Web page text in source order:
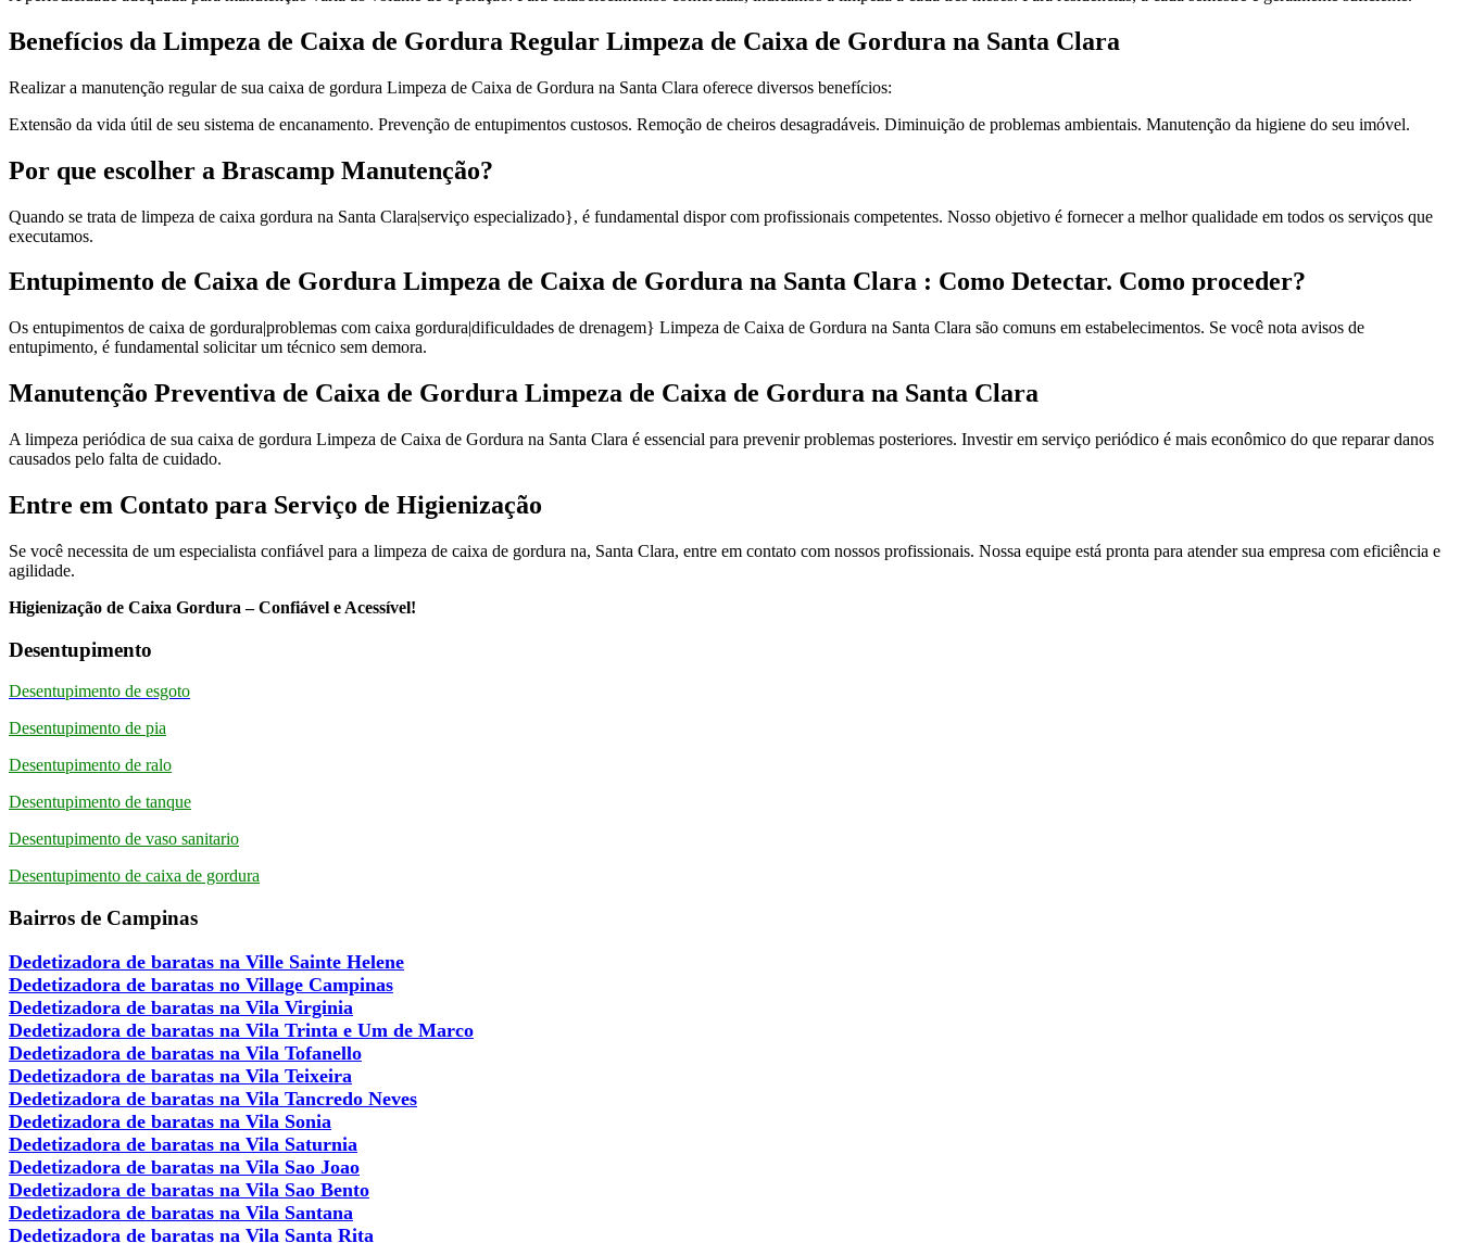
Benefícios da Limpeza de Caixa de Gordura Regular Limpeza de Caixa de Gordura na Santa Clara
Realizar a manutenção regular de sua caixa de gordura Limpeza de Caixa de Gordura na Santa Clara oferece diversos benefícios:
Extensão da vida útil de seu sistema de encanamento. Prevenção de entupimentos custosos. Remoção de cheiros desagradáveis. Diminuição de problemas ambientais. Manutenção da higiene do seu imóvel.
Por que escolher a Brascamp Manutenção?
Quando se trata de limpeza de caixa gordura na Santa Clara|serviço especializado}, é fundamental dispor com profissionais competentes. Nosso objetivo é fornecer a melhor qualidade em todos os serviços que
executamos.
Entupimento de Caixa de Gordura Limpeza de Caixa de Gordura na Santa Clara : Como Detectar. Como proceder?
Os entupimentos de caixa de gordura|problemas com caixa gordura|dificuldades de drenagem} Limpeza de Caixa de Gordura na Santa Clara são comuns em estabelecimentos. Se você nota avisos de
entupimento, é fundamental solicitar um técnico sem demora.
Manutenção Preventiva de Caixa de Gordura Limpeza de Caixa de Gordura na Santa Clara
A limpeza periódica de sua caixa de gordura Limpeza de Caixa de Gordura na Santa Clara é essencial para prevenir problemas posteriores. Investir em serviço periódico é mais econômico do que reparar danos
causados pelo falta de cuidado.
Entre em Contato para Serviço de Higienização
Se você necessita de um especialista confiável para a limpeza de caixa de gordura na, Santa Clara, entre em contato com nossos profissionais. Nossa equipe está pronta para atender sua empresa com eficiência e
agilidade.
Higienização de Caixa Gordura – Confiável e Acessível!
Desentupimento
Desentupimento de esgoto
Desentupimento de pia
Desentupimento de ralo
Desentupimento de tanque
Desentupimento de vaso sanitario
Desentupimento de caixa de gordura
Bairros de Campinas
Dedetizadora de baratas na Ville Sainte Helene
Dedetizadora de baratas no Village Campinas
Dedetizadora de baratas na Vila Virginia
Dedetizadora de baratas na Vila Trinta e Um de Marco
Dedetizadora de baratas na Vila Tofanello
Dedetizadora de baratas na Vila Teixeira
Dedetizadora de baratas na Vila Tancredo Neves
Dedetizadora de baratas na Vila Sonia
Dedetizadora de baratas na Vila Saturnia
Dedetizadora de baratas na Vila Sao Joao
Dedetizadora de baratas na Vila Sao Bento
Dedetizadora de baratas na Vila Santana
Dedetizadora de baratas na Vila Santa Rita